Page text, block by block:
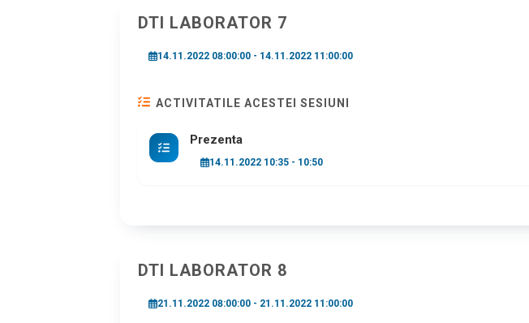
DTI LABORATOR 7
14.11.2022 08:00:00 - 14.11.2022 11:00:00
ACTIVITATILE ACESTEI SESIUNI
Prezenta
14.11.2022 10:35 - 10:50
DTI LABORATOR 8
21.11.2022 08:00:00 - 21.11.2022 11:00:00